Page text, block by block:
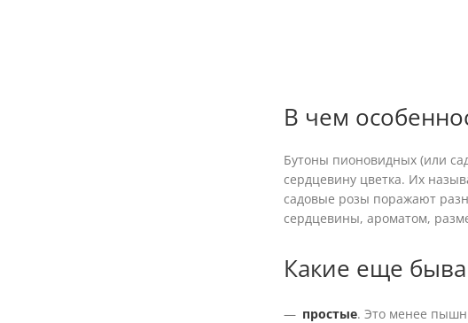
В чем
Бутоны пионовидных (или
сердцевину цветка. Их
садовые розы поражают
сердцевины, ароматом,
Какие еще
простые. Это менее